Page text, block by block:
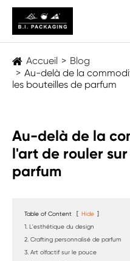
Accueil
Blog
Au-delà de la
les bouteilles de parfum
Au-delà de la
l'art de rouler
parfum
Table of Content [ Hide ]
1. L'esthétique du design
2. Crafting personnalisé de parfum
3. Art olfactif sur le pouce